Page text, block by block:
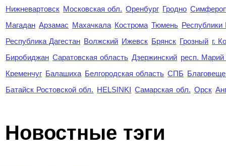
Нижневартовск Московская обл. Оренбург Гродно
Магадан Арзамас Махачкала Кострома Тюмень Республики
Республика Дагестан Волжский Ижевск Брянск Грозный г.
Биробиджан Саратовская область Дзержинский респ.
Кременчуг Балашиха Белгородская область СПБ
Батайск Ростовской обл. HELSINKI Самарская обл. Орск
Новостные тэги